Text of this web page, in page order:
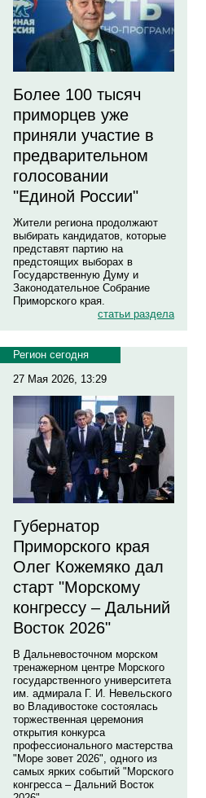
Более 100 тысяч
приморцев уже
приняли участие в
предварительном
голосовании
"Единой России"
Жители региона продолжают
выбирать кандидатов, которые
представят партию на
предстоящих выборах в
Государственную Думу и
Законодательное Собрание
Приморского края.
статьи раздела
Регион сегодня
27 Мая 2026, 13:29
Губернатор
Приморского края
Олег Кожемяко дал
старт "Морскому
конгрессу – Дальний
Восток 2026"
В Дальневосточном морском
тренажерном центре Морского
государственного университета
им. адмирала Г. И. Невельского
во Владивостоке состоялась
торжественная церемония
открытия конкурса
профессионального мастерства
"Море зовет 2026", одного из
самых ярких событий "Морского
конгресса – Дальний Восток